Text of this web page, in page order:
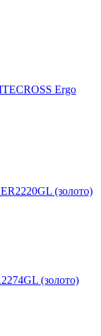
Ergo
(золото)
(золото)